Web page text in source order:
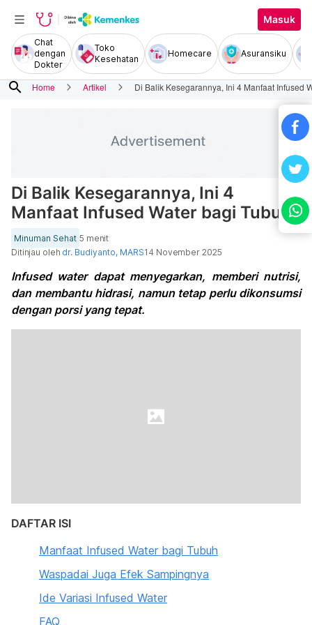
Masuk
Chat
dengan
Dokter
Toko
Kesehatan
Homecare Asuransiku
search Home Artikel Di Balik Kesegarannya, Ini 4 Manfaat Infused
Di Balik Kesegarannya, Ini 4
Manfaat Infused Water bagi Tubuh
Minuman Sehat 5 menit
Ditinjau oleh dr. Budiyanto, MARS14 November 2025
Infused water dapat menyegarkan, memberi nutrisi,
dan membantu hidrasi, namun tetap perlu dikonsumsi
dengan porsi yang tepat.
DAFTAR ISI
Manfaat Infused Water bagi Tubuh
Waspadai Juga Efek Sampingnya
Ide Variasi Infused Water
FAQ